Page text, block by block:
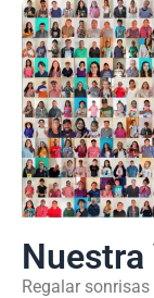
Nuestra
Regalar